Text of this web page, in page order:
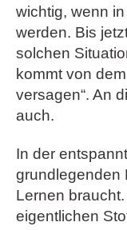
wichtig, wenn
werden. Bis
solchen
kommt von
versagen“. An
auch.
In der
grundlegenden
Lernen
eigentlichen